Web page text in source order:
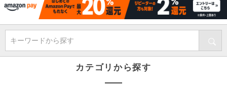
キーワードから探す
カテゴリから探す